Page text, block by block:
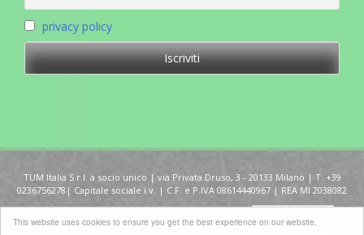
This website uses cookies to ensure you get the best experience on our website.
privacy policy
TUM Italia S.r.l. a socio unico | via Privata Druso, 3 - 20133 Milano | T. +39
0236756278| Capitale sociale i.v. | C.F. e P.IVA 08614440967 | REA MI 2038082
Copyright 2015
©TUM Italia
generali di